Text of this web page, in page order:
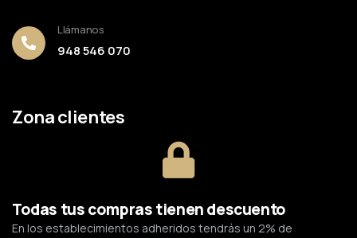
Llámanos
948 546 070
Zona clientes
Todas tus compras tienen descuento
En los establecimientos adheridos tendrás un 2% de